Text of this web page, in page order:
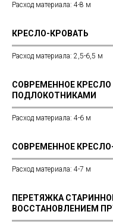
Расход материала: 4-8 м
КРЕСЛО-КРОВАТЬ
Расход материала: 2,5-6,5 м
СОВРЕМЕННОЕ
ПОДЛОКОТНИКАМИ
Расход материала: 4-6 м
СОВРЕМЕННОЕ
Расход материала: 4-7 м
ПЕРЕТЯЖКА
ВОССТАНОВЛЕНИЕМ